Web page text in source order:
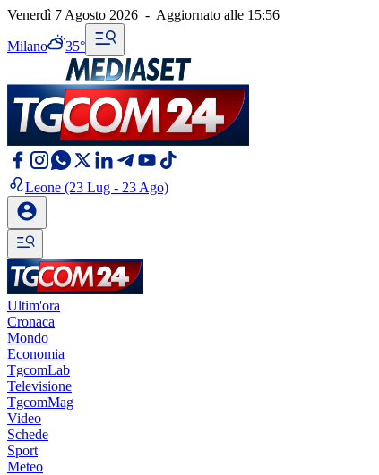
Venerdì 7 Agosto 2026 - Aggiornato alle 15:56
Milano 35°
Leone (23 Lug - 23 Ago)
Ultim'ora
Cronaca
Mondo
Economia
TgcomLab
Televisione
TgcomMag
Video
Schede
Sport
Meteo